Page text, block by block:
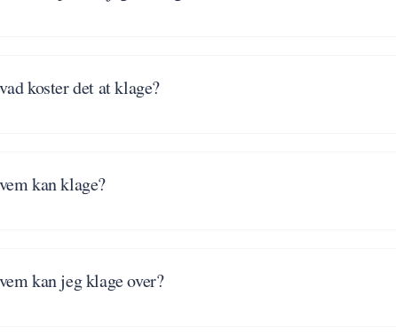
koster det at klage?
kan klage?
kan jeg klage over?